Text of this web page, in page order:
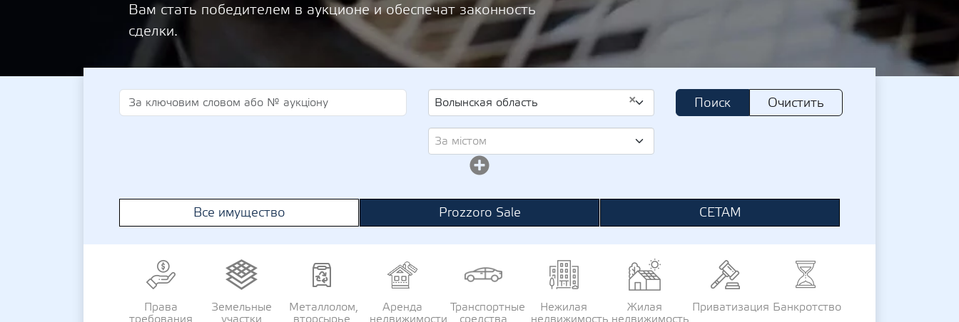
Вам стать победителем в аукционе и обеспечат законность
сделки.
×
Волынская область
За містом
Поиск Очистить
Все имущество Prozzoro Sale СЕТАМ
Права
требования
Земельные
участки
Металлолом,
вторсырье
Аренда
недвижимости
Транспортные
средства
Нежилая
недвижимость
Жилая
недвижимость
Приватизация Банкротство